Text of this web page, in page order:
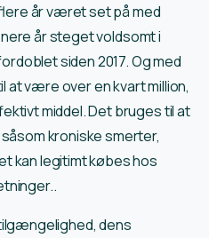
år været set på med
år steget voldsomt i
siden 2017. Og med
at være over en kvart million,
middel. Det bruges til at
kroniske smerter,
kan legitimt købes hos
dens